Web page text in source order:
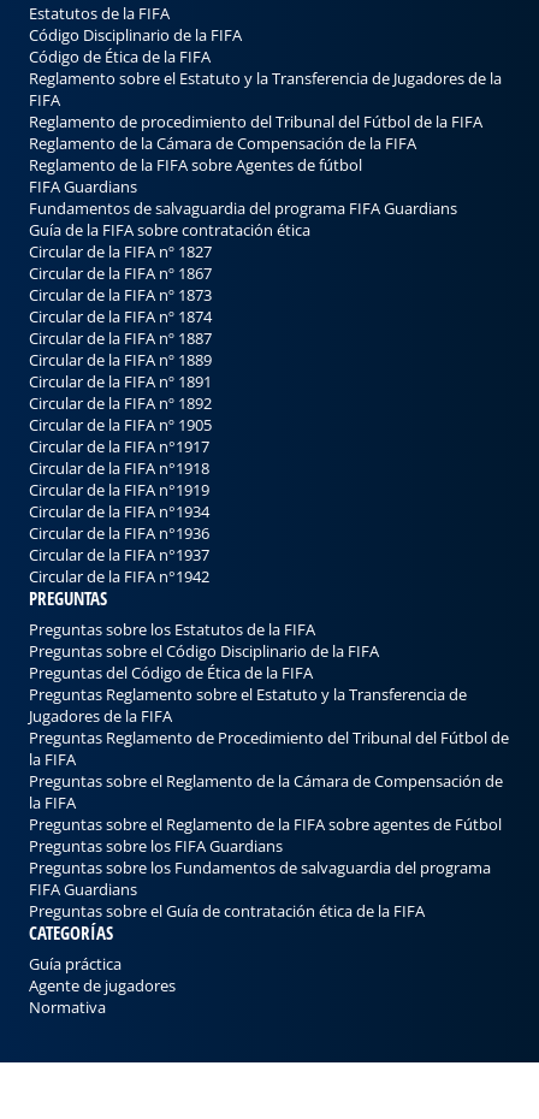
Estatutos de la FIFA
Código Disciplinario de la FIFA
Código de Ética de la FIFA
Reglamento sobre el Estatuto y la Transferencia de Jugadores de la
FIFA
Reglamento de procedimiento del Tribunal del Fútbol de la FIFA
Reglamento de la Cámara de Compensación de la FIFA
Reglamento de la FIFA sobre Agentes de fútbol
FIFA Guardians
Fundamentos de salvaguardia del programa FIFA Guardians
Guía de la FIFA sobre contrataciо́n ética
Circular de la FIFA nº 1827
Circular de la FIFA nº 1867
Circular de la FIFA nº 1873
Circular de la FIFA nº 1874
Circular de la FIFA nº 1887
Circular de la FIFA nº 1889
Circular de la FIFA nº 1891
Circular de la FIFA nº 1892
Circular de la FIFA nº 1905
Circular de la FIFA n°1917
Circular de la FIFA n°1918
Circular de la FIFA n°1919
Circular de la FIFA n°1934
Circular de la FIFA n°1936
Circular de la FIFA n°1937
Circular de la FIFA n°1942
PREGUNTAS
Preguntas sobre los Estatutos de la FIFA
Preguntas sobre el Código Disciplinario de la FIFA
Preguntas del Código de Ética de la FIFA
Preguntas Reglamento sobre el Estatuto y la Transferencia de
Jugadores de la FIFA
Preguntas Reglamento de Procedimiento del Tribunal del Fútbol de
la FIFA
Preguntas sobre el Reglamento de la Cámara de Compensación de
la FIFA
Preguntas sobre el Reglamento de la FIFA sobre agentes de Fútbol
Preguntas sobre los FIFA Guardians
Preguntas sobre los Fundamentos de salvaguardia del programa
FIFA Guardians
Preguntas sobre el Guía de contratación ética de la FIFA
CATEGORÍAS
Guía práctica
Agente de jugadores
Normativa